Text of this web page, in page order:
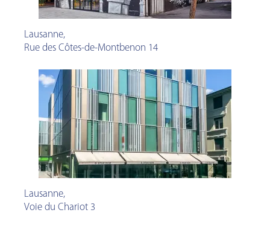
Lausanne,
Rue des Côtes-de-Montbenon 14
Lausanne,
Voie du Chariot 3